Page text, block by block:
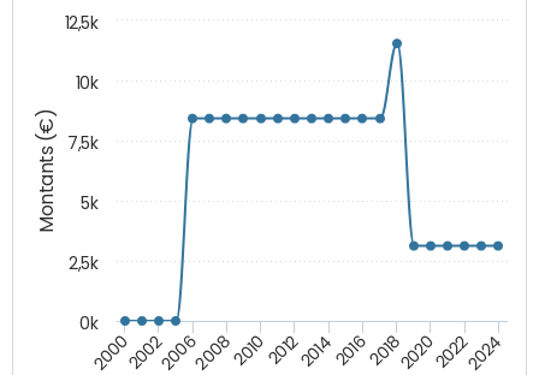
Montants (€)
200020022006200820102012201420162018202020222024
0k
2,5k
5k
7,5k
10k
12,5k